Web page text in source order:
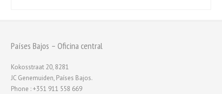
Países Bajos – Oficina central
Kokosstraat 20, 8281
JC Genemuiden, Países Bajos.
Phone : +351 911 558 669